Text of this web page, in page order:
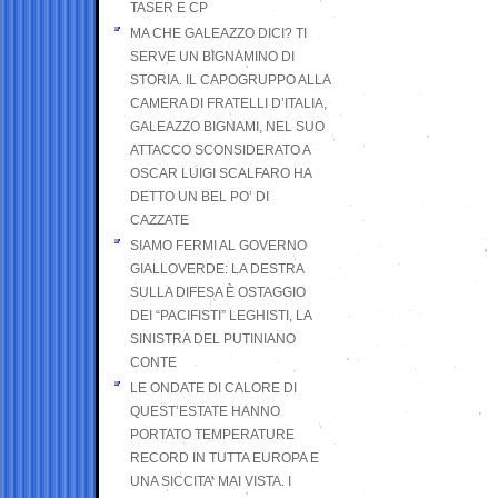
TASER E CP
MA CHE GALEAZZO DICI? TI
SERVE UN BIGNAMINO DI
STORIA. IL CAPOGRUPPO ALLA
CAMERA DI FRATELLI D’ITALIA,
GALEAZZO BIGNAMI, NEL SUO
ATTACCO SCONSIDERATO A
OSCAR LUIGI SCALFARO HA
DETTO UN BEL PO’ DI
CAZZATE
SIAMO FERMI AL GOVERNO
GIALLOVERDE: LA DESTRA
SULLA DIFESA È OSTAGGIO
DEI “PACIFISTI” LEGHISTI, LA
SINISTRA DEL PUTINIANO
CONTE
LE ONDATE DI CALORE DI
QUEST’ESTATE HANNO
PORTATO TEMPERATURE
RECORD IN TUTTA EUROPA E
UNA SICCITA’ MAI VISTA. I